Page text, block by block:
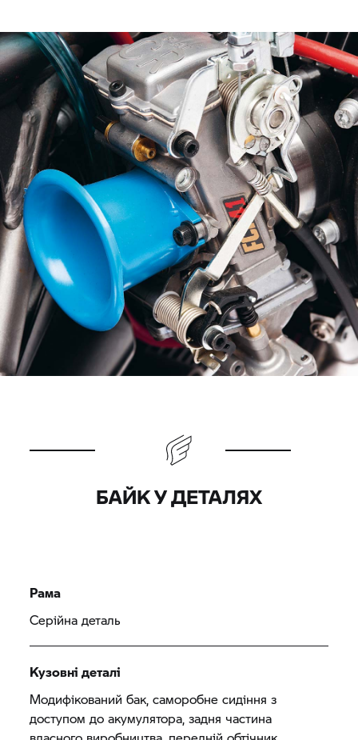
R nineTвін зняв автомобільну електроніку. Два
полюси батареї тепер розташовані у горбі
складаного сидіння. Вони легко доступні та
забезпечують звуковий сигнал і миготливі
покажчики повороту. Система впорскування
також повинна була піти; Джефф замінив її на
класичний плоский бічний карбюратор. Замість
аварійного запалювання він встановив
традиційний магніт запалювання, який добре
видно, тому що нижня половина резервуара
функціонує як вікно. Це всього лише приклад
майстерності Джеффа.
БАЙК У ДЕТАЛЯХ
Рама
Серійна деталь
Кузовні деталі
Модифікований бак, саморобне сидіння з
доступом до акумулятора, задня частина